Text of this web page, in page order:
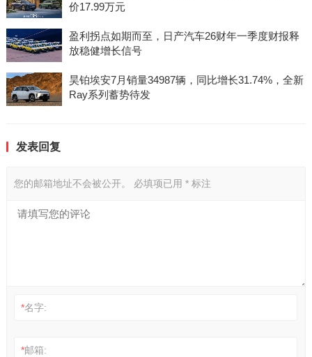
价17.99万元
盈利拐点如期而至，日产汽车26财年一季度财报释
放稳健增长信号
昊铂埃安7月销量34987辆，同比增长31.74%，全新
Ray系列蓄势待发
发表回复
您的邮箱地址不会被公开。 必填项已用 *标注
*名字:
*邮箱: